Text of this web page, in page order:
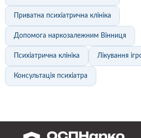
Приватна психіатрична клініка
Допомога наркозалежним Вінниця
Психіатрична клініка Лікування
Консультація психіатра